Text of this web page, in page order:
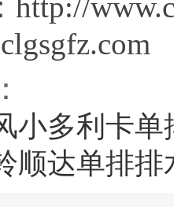
小多利卡
顺达单排